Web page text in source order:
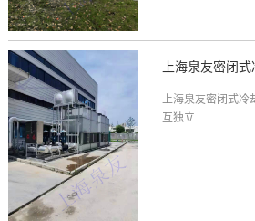
上海泉友密闭
上海泉友密闭式冷
互独立...